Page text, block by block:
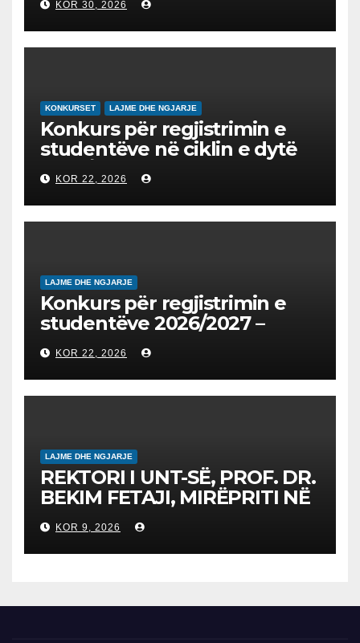
UDHËHEQ NISMËN
NDËRKOMBËTARE PËR
EDUKIMIN DIGJITAL DHE
KOR 30, 2026
KONKURSET LAJME DHE NGJARJE
Konkurs për regjistrimin e
studentëve në ciklin e dytë
2026/2027 – Конкурс за
запишување на студенти
на втор циклус студии за
2026/2027
KOR 22, 2026
LAJME DHE NGJARJE
Konkurs për regjistrimin e
studentëve 2026/2027 –
Конкурс за запишување на
студенти за 2026/2027
KOR 22, 2026
LAJME DHE NGJARJE
REKTORI I UNT-SË, PROF. DR.
BEKIM FETAJI, MIRËPRITI NË
TAKIM ZYRTAR DREJTORIN E
SH.A MEPSO, DR. BURIM
LATIFIN
KOR 9, 2026